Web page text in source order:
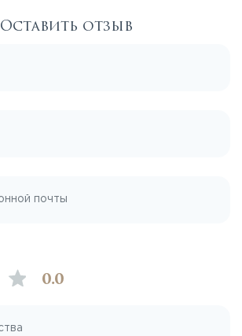
Оставить отзыв
0.0